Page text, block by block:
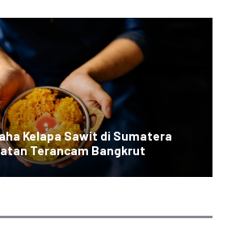
Kelapa Sawit di Sumatera
Terancam Bangkrut